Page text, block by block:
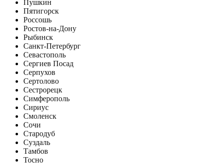
Пушкин
Пятигорск
Россошь
Ростов-на-Дону
Рыбинск
Санкт-Петербург
Севастополь
Сергиев Посад
Серпухов
Сертолово
Сестрорецк
Симферополь
Сириус
Смоленск
Сочи
Стародуб
Суздаль
Тамбов
Тосно